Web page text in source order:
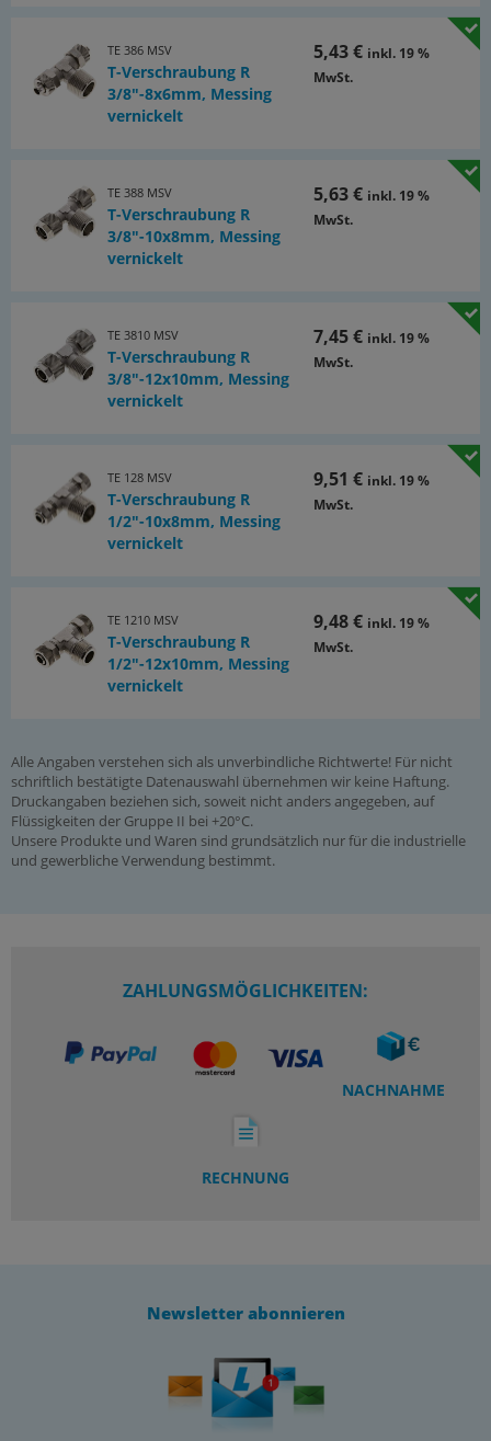
TE 386 MSV
T-Verschraubung R
3/8"-8x6mm, Messing
vernickelt
5,43 € inkl. 19 %
MwSt.
TE 388 MSV
T-Verschraubung R
3/8"-10x8mm, Messing
vernickelt
5,63 € inkl. 19 %
MwSt.
TE 3810 MSV
T-Verschraubung R
3/8"-12x10mm, Messing
vernickelt
7,45 € inkl. 19 %
MwSt.
TE 128 MSV
T-Verschraubung R
1/2"-10x8mm, Messing
vernickelt
9,51 € inkl. 19 %
MwSt.
TE 1210 MSV
T-Verschraubung R
1/2"-12x10mm, Messing
vernickelt
9,48 € inkl. 19 %
MwSt.
Alle Angaben verstehen sich als unverbindliche Richtwerte! Für nicht
schriftlich bestätigte Datenauswahl übernehmen wir keine Haftung.
Druckangaben beziehen sich, soweit nicht anders angegeben, auf
Flüssigkeiten der Gruppe II bei +20°C.
Unsere Produkte und Waren sind grundsätzlich nur für die industrielle
und gewerbliche Verwendung bestimmt.
ZAHLUNGSMÖGLICHKEITEN:
NACHNAHME
RECHNUNG
Newsletter abonnieren